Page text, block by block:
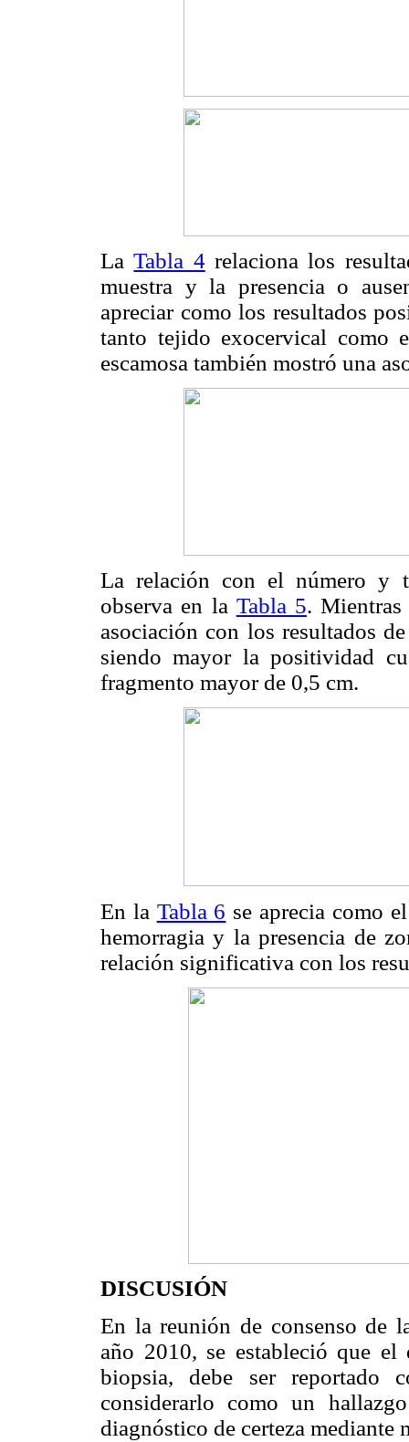
LaTabla 4relaciona los
muestra y la presencia o
apreciar como los resultados
tanto tejido exocervical como
escamosa también mostró una
La relación con el número y
observa en la Tabla 5.
asociación con los resultados
siendo mayor la positividad
fragmento mayor de 0,5 cm.
En la Tabla 6 se aprecia como
hemorragia y la presencia de
relación significativa con los
DISCUSIÓN
En la reunión de consenso de
año 2010, se estableció que
biopsia, debe ser reportado
considerarlo como un
diagnóstico de certeza